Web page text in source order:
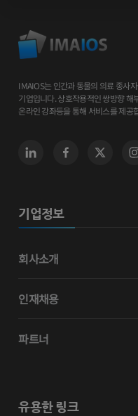
IMAIOS는 인간과 동물의 의료 종사
기업입니다. 상호작용적인 쌍방향 해
온라인 강좌등을 통해 서비스를 제공
기업정보
회사소개
인재채용
파트너
유용한 링크